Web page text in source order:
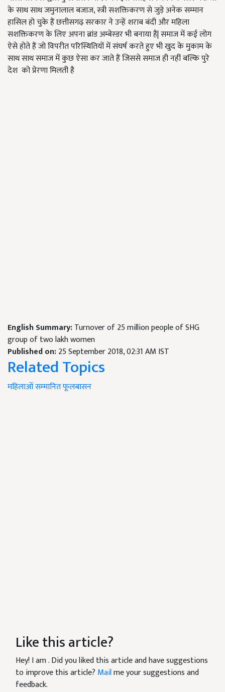
के साथ साथ जमुनालाल बजाज, स्त्री सशक्तिकरण से जुड़े अनेक सम्मान
हासिल हो चुके हैं छत्तीसगढ़ सरकार ने उन्हें शराब बंदी और महिला
सशक्तिकरण के लिए अपना ब्रांड अम्बेस्डर भी बनाया है| समाज में कई लोग
ऐसे होते हैं जो विपरीत परिस्थितियों में संघर्ष करते हुए भी खुद के मुकाम के
साथ साथ समाज में कुछ ऐसा कर जाते हैं जिससे समाज ही नहीं बल्कि पुरे
देश को प्रेरणा मिलती है
English Summary:Turnover of 25 million people of SHG
group of two lakh women
Published on:25 September 2018, 02:31 AM IST
Related Topics
महिलाओंसम्मानितफूलबासन
Like this article?
Hey! I am. Did you liked this article and have suggestions
to improve this article? Mailme your suggestions and
feedback.